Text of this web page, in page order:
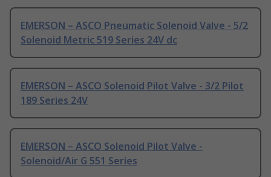
EMERSON – ASCO Pneumatic Solenoid Valve - 5/2
Solenoid Metric 519 Series 24V dc
EMERSON – ASCO Solenoid Pilot Valve - 3/2 Pilot
189 Series 24V
EMERSON – ASCO Solenoid Pilot Valve -
Solenoid/Air G 551 Series